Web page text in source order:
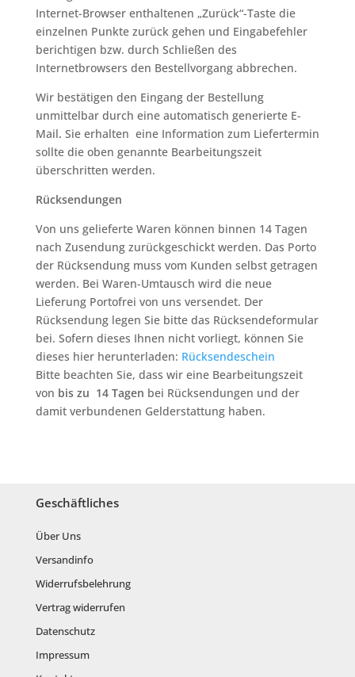
Internet-Browser enthaltenen „Zurück“-Taste die
einzelnen Punkte zurück gehen und Eingabefehler
berichtigen bzw. durch Schließen des
Internetbrowsers den Bestellvorgang abbrechen.
Wir bestätigen den Eingang der Bestellung
unmittelbar durch eine automatisch generierte E-
Mail. Sie erhalten eine Information zum Liefertermin
sollte die oben genannte Bearbeitungszeit
überschritten werden.
Rücksendungen
Von uns gelieferte Waren können binnen 14 Tagen
nach Zusendung zurückgeschickt werden. Das Porto
der Rücksendung muss vom Kunden selbst getragen
werden. Bei Waren-Umtausch wird die neue
Lieferung Portofrei von uns versendet. Der
Rücksendung legen Sie bitte das Rücksendeformular
bei. Sofern dieses Ihnen nicht vorliegt, können Sie
dieses hier herunterladen: Rücksendeschein
Bitte beachten Sie, dass wir eine Bearbeitungszeit
von bis zu 14 Tagen bei Rücksendungen und der
damit verbundenen Gelderstattung haben.
Geschäftliches
Über Uns
Versandinfo
Widerrufsbelehrung
Vertrag widerrufen
Datenschutz
Impressum